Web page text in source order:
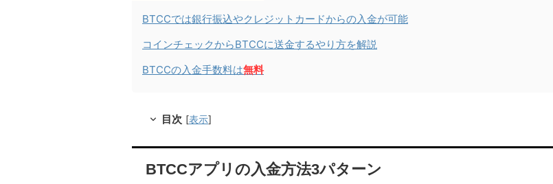
BTCCでは銀行振込やクレジットカードからの入金が可能
コインチェックからBTCCに送金するやり方を解説
BTCCの入金手数料は無料
目次 [表示]
BTCCアプリの入金方法3パターン